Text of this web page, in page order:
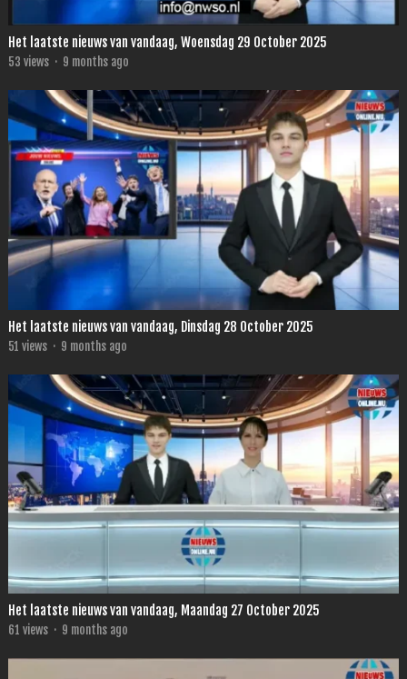
Het laatste nieuws van vandaag, Woensdag 29 October 2025
53 views · 9 months ago
Het laatste nieuws van vandaag, Dinsdag 28 October 2025
51 views · 9 months ago
Het laatste nieuws van vandaag, Maandag 27 October 2025
61 views · 9 months ago